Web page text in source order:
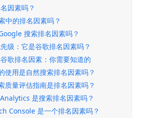
因素吗？
中的排名因素吗？
搜索排名因素吗？
级：它是谷歌排名因素吗？
歌排名因素：你需要知道的
使用是自然搜索排名因素吗？
质量评估指南是排名因素吗？
是搜索排名因素吗？
Console 是一个排名因素吗？